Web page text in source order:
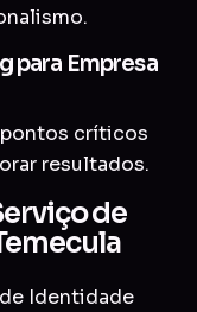
para Empresa
críticos
resultados.
de
Identidade